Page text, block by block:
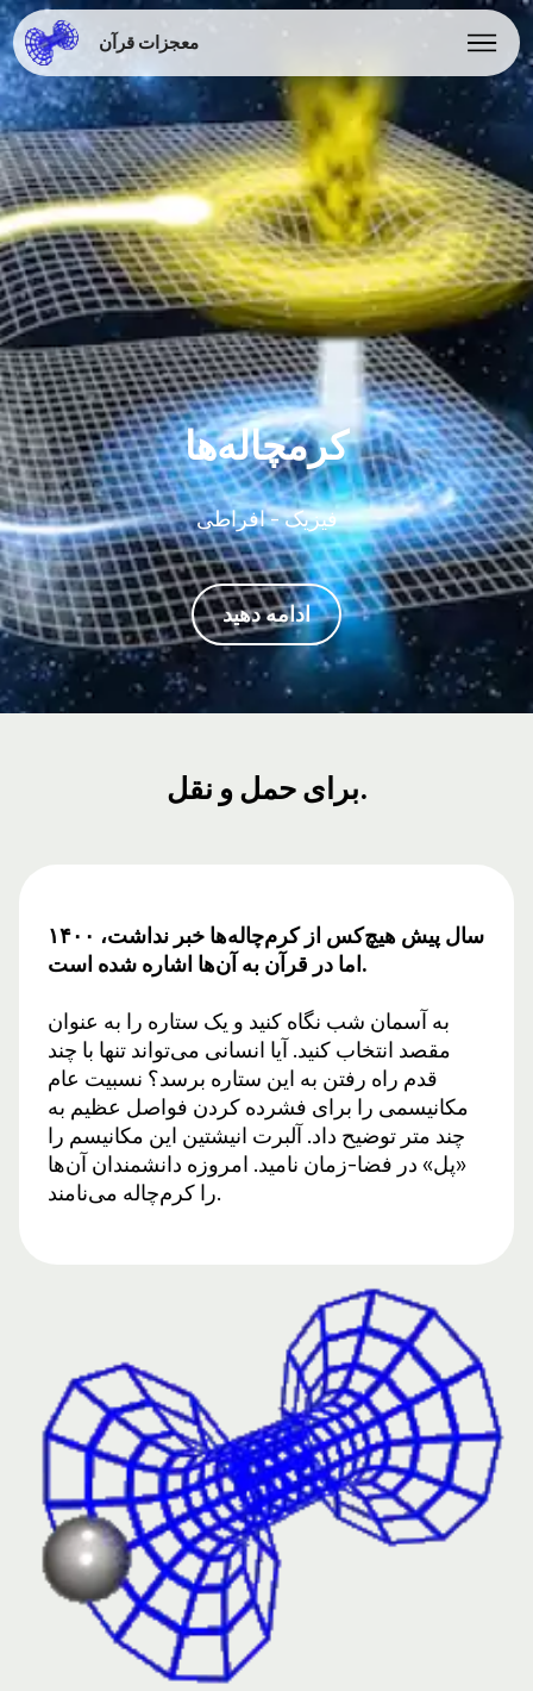
معجزات قرآن
کرمچاله‌ها
فیزیک - افراطی
ادامه دهید
برای حمل و نقل.
۱۴۰۰ سال پیش هیچ‌کس از کرم‌چاله‌ها خبر نداشت،
اما در قرآن به آن‌ها اشاره شده است.
به آسمان شب نگاه کنید و یک ستاره را به عنوان
مقصد انتخاب کنید. آیا انسانی می‌تواند تنها با چند
قدم راه رفتن به این ستاره برسد؟ نسبیت عام
مکانیسمی را برای فشرده کردن فواصل عظیم به
چند متر توضیح داد. آلبرت انیشتین این مکانیسم را
«پل» در فضا-زمان نامید. امروزه دانشمندان آن‌ها
را کرم‌چاله می‌نامند.